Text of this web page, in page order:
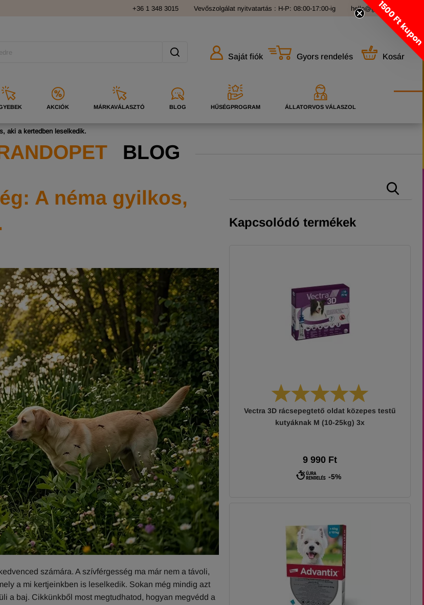
+36 1 348 3015 Vevőszolgálat nyitvatartás : H-P: 08:00-17:00-ig hello@grandopet.hu
Saját fiók Gyors rendelés Kosár
AKCIÓK MÁRKAVÁLASZTÓ BLOG HŰSÉGPROGRAM ÁLLATORVOS VÁLASZOL
aki a kertedben leselkedik.
BLOG
A néma gyilkos,
számára. A szívférgesség ma már nem a távoli,
a mi kertjeinkben is leselkedik. Sokan még mindig azt
a baj. Cikkünkből most megtudhatod, hogyan megvédd a
Kapcsolódó termékek
Vectra 3D rácsepegtető oldat közepes testű
kutyáknak M (10-25kg) 3x
9 990 Ft
-5%
1500 Ft